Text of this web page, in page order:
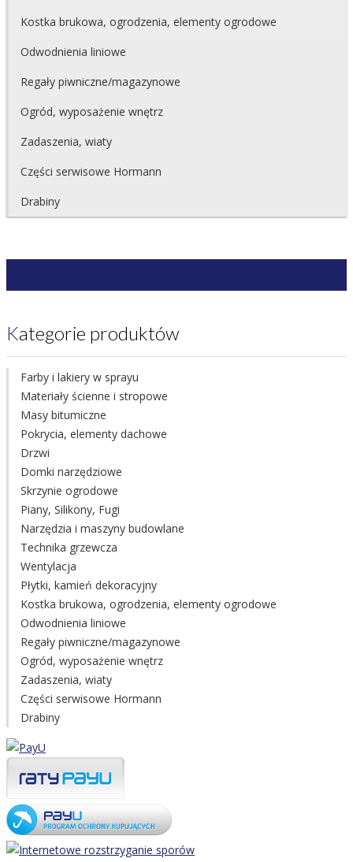
Kostka brukowa, ogrodzenia, elementy ogrodowe
Odwodnienia liniowe
Regały piwniczne/magazynowe
Ogród, wyposażenie wnętrz
Zadaszenia, wiaty
Części serwisowe Hormann
Drabiny
Kategorie produktów
Farby i lakiery w sprayu
Materiały ścienne i stropowe
Masy bitumiczne
Pokrycia, elementy dachowe
Drzwi
Domki narzędziowe
Skrzynie ogrodowe
Piany, Silikony, Fugi
Narzędzia i maszyny budowlane
Technika grzewcza
Wentylacja
Płytki, kamień dekoracyjny
Kostka brukowa, ogrodzenia, elementy ogrodowe
Odwodnienia liniowe
Regały piwniczne/magazynowe
Ogród, wyposażenie wnętrz
Zadaszenia, wiaty
Części serwisowe Hormann
Drabiny